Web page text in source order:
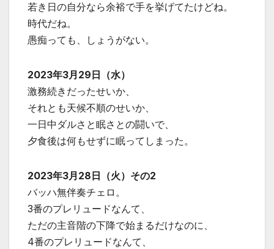
若き日の自分なら余裕で手を挙げてたけどね。
時代だね。
愚痴っても、しょうがない。
2023年3月29日（水）
激務続きだったせいか、
それとも天候不順のせいか、
一日中ダルさと眠さとの闘いで、
夕食後は何もせずに眠ってしまった。
2023年3月28日（火）その2
バッハ無伴奏チェロ。
3番のプレリュードなんて、
ただの主音階の下降で始まるだけなのに、
4番のプレリュードなんて、